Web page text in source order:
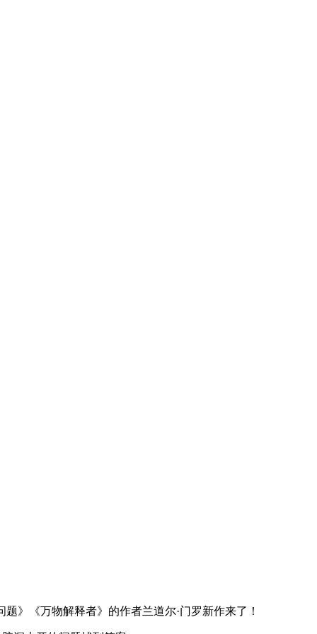
》《万物解释者》的作者兰道尔·门罗新作来了！